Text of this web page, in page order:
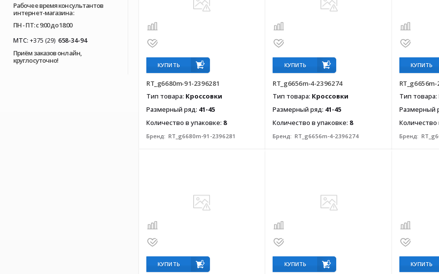
Рабочее время консультантов
интернет-магазина:
ПН - ПТ: с 9:00 до 18:00
МТС: +375 (29) 658-34-94
Приём заказов онлайн,
круглосуточно!
КУПИТЬ
RT_g6680m-91-2396281
Тип товара: Кроссовки
Размерный ряд: 41-45
Количество в упаковке: 8
Бренд: RT_g6680m-91-2396281
КУПИТЬ
RT_g6656m-4-2396274
Тип товара: Кроссовки
Размерный ряд: 41-45
Количество в упаковке: 8
Бренд: RT_g6656m-4-2396274
КУПИТЬ
Тип товара:
Размерный
Количество
Бренд:
КУПИТЬ КУПИТЬ КУПИТЬ